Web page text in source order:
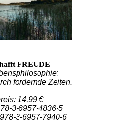
FREUDE
fordernde Zeiten.
14,99 €
3-6957-4836-5
3-6957-7940-6